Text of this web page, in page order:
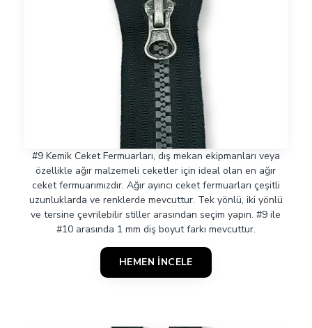
#9 Kemik Ceket Fermuarları, dış mekan ekipmanları veya
özellikle ağır malzemeli ceketler için ideal olan en ağır
ceket fermuarımızdır. Ağır ayırıcı ceket fermuarları çeşitli
uzunluklarda ve renklerde mevcuttur. Tek yönlü, iki yönlü
ve tersine çevrilebilir stiller arasından seçim yapın. #9 ile
#10 arasında 1 mm diş boyut farkı mevcuttur.
HEMEN İNCELE